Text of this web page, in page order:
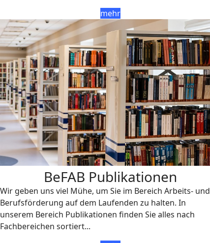
mehr
BeFAB Publikationen
Wir geben uns viel Mühe, um Sie im Bereich Arbeits- und
Berufsförderung auf dem Laufenden zu halten. In
unserem Bereich Publikationen finden Sie alles nach
Fachbereichen sortiert...